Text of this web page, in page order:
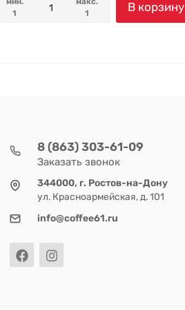
1
1
В корзину
8 (863) 303-61-09
Заказать звонок
344000, г. Ростов-на-Дону
ул. Красноармейская, д. 101
info@coffee61.ru